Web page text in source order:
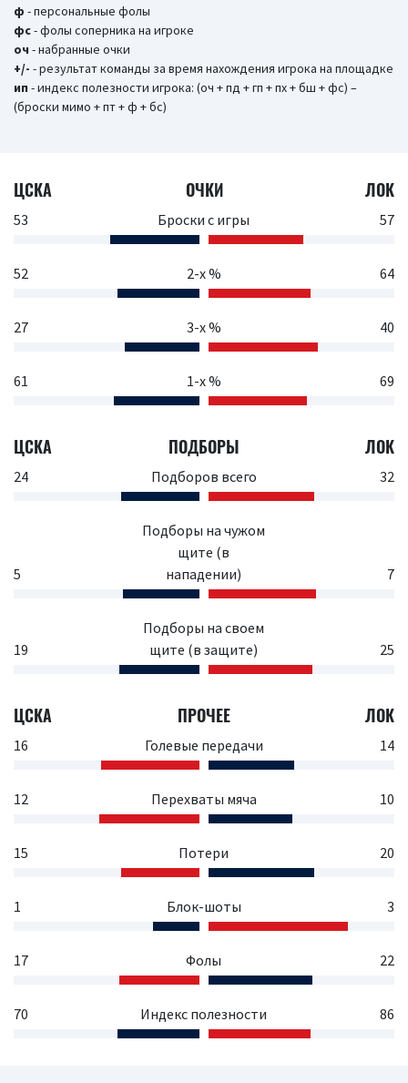
ф - персональные фолы
фс- фолы соперника на игроке
оч - набранные очки
+/- - результат команды за время нахождения игрока на площадке
ип - индекс полезности игрока: (оч + пд + гп + пх + бш + фс) –
(броски мимо + пт + ф + бс)
ЦСКА ОЧКИ ЛОК
53 Броски с игры 57
52 2-х % 64
27 3-х % 40
61 1-х % 69
ЦСКА ПОДБОРЫ ЛОК
24 Подборов всего 32
5
Подборы на чужом
щите (в
нападении)
7
19
Подборы на своем
щите (в защите)
25
ЦСКА ПРОЧЕЕ ЛОК
16 Голевые передачи 14
12 Перехваты мяча 10
15 Потери 20
1 Блок-шоты 3
17 Фолы 22
70 Индекс полезности 86